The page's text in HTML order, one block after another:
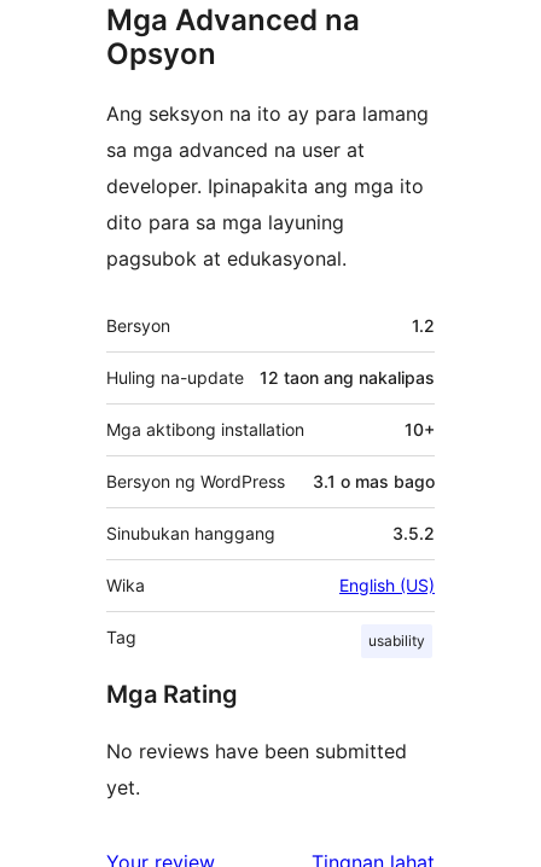
Mga Advanced na
Opsyon
Ang seksyon na ito ay para lamang
sa mga advanced na user at
developer. Ipinapakita ang mga ito
dito para sa mga layuning
pagsubok at edukasyonal.
Meta
Bersyon 1.2
Huling na-update 12 taon ang nakalipas
Mga aktibong installation 10+
Bersyon ng WordPress 3.1 o mas bago
Sinubukan hanggang 3.5.2
Wika English (US)
Tag usability
Mga Rating
No reviews have been submitted
yet.
Your review Tingnan lahat